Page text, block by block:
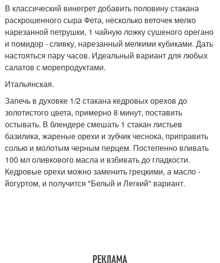
В классический винегрет добавить половину стакана
раскрошенного сыра Фета, несколько веточек мелко
нарезанной петрушки, 1 чайную ложку сушеного орегано
и помидор - сливку, нарезанный мелкими кубиками. Дать
настояться пару часов. Идеальный вариант для любых
салатов с морепродуктами.
Итальянская.
Запечь в духовке 1/2 стакана кедровых орехов до
золотистого цвета, примерно 8 минут, поставить
остывать. В блендере смешать 1 стакан листьев
базилика, жареные орехи и зубчик чеснока, приправить
солью и молотым черным перцем. Постепенно вливать
100 мл оливкового масла и взбивать до гладкости.
Кедровые орехи можно заменить грецкими, а масло -
йогуртом, и получится "Белый и Легкий" вариант.